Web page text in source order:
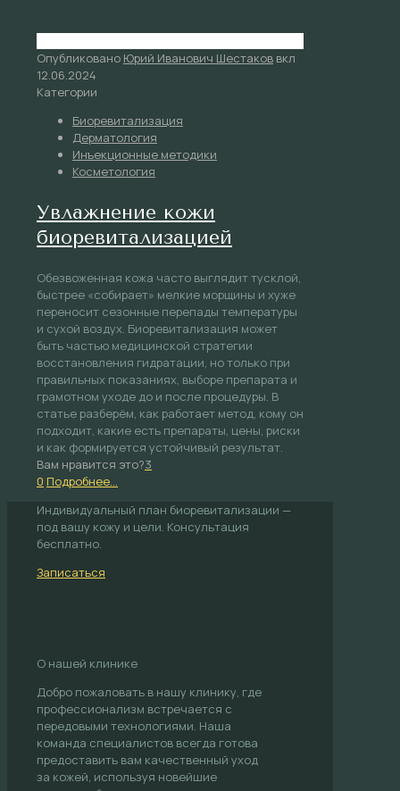
Опубликовано Юрий Иванович Шестаков вкл
12.06.2024
Категории
Биоревитализация
Дерматология
Инъекционные методики
Косметология
Увлажнение кожи
биоревитализацией
Обезвоженная кожа часто выглядит тусклой,
быстрее «собирает» мелкие морщины и хуже
переносит сезонные перепады температуры
и сухой воздух. Биоревитализация может
быть частью медицинской стратегии
восстановления гидратации, но только при
правильных показаниях, выборе препарата и
грамотном уходе до и после процедуры. В
статье разберём, как работает метод, кому он
подходит, какие есть препараты, цены, риски
и как формируется устойчивый результат.
Вам нравится это?3
0 Подробнее...
Индивидуальный план биоревитализации —
под вашу кожу и цели. Консультация
бесплатно.
Записаться
О нашей клинике
Добро пожаловать в нашу клинику, где
профессионализм встречается с
передовыми технологиями. Наша
команда специалистов всегда готова
предоставить вам качественный уход
за кожей, используя новейшие